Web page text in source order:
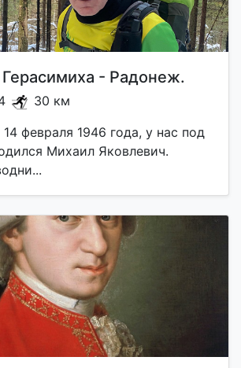
- Радонеж.
30 км
14 февраля 1946 года, у нас под
Михаил Яковлевич.